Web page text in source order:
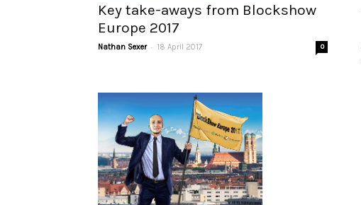
Key take-aways from Blockshow
Europe 2017
Nathan Sexer - 18 April 2017 0